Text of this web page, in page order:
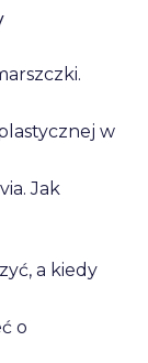
w
Jak
a kiedy
o